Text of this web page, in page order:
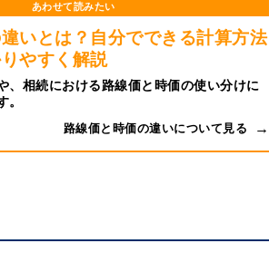
あわせて読みたい
いとは？自分でできる計算方法
やすく解説
、相続における路線価と時価の使い分けに
。
路線価と時価の違いについて見る